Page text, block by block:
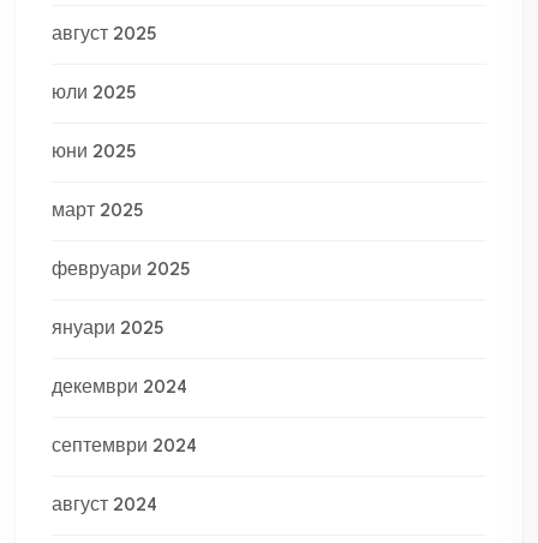
август 2025
юли 2025
юни 2025
март 2025
февруари 2025
януари 2025
декември 2024
септември 2024
август 2024